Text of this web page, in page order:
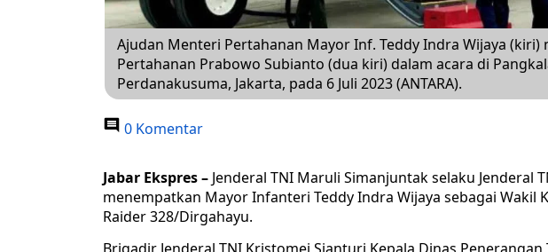
Ajudan Menteri Pertahanan Mayor Inf. Teddy Indra Wijaya
Pertahanan Prabowo Subianto (dua kiri) dalam acara di
Perdanakusuma, Jakarta, pada 6 Juli 2023 (ANTARA).
0 Komentar
Jabar Ekspres – Jenderal TNI Maruli Simanjuntak selaku Jenderal
menempatkan Mayor Infanteri Teddy Indra Wijaya sebagai Wakil
Raider 328/Dirgahayu.